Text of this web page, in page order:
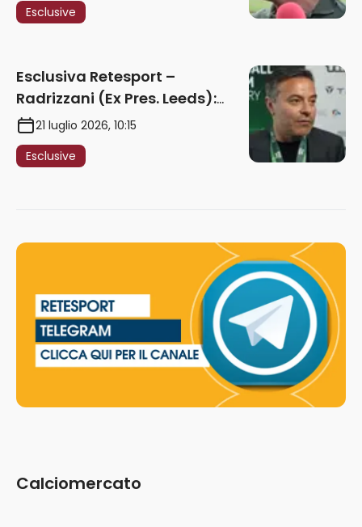
giocare nella Roma”
Esclusive
Esclusiva Retesport –
Radrizzani (Ex Pres. Leeds):
“Summerville ragazzo
speciale, in Italia con Gasp
può esplodere
21 luglio 2026, 10:15
Esclusive
Calciomercato